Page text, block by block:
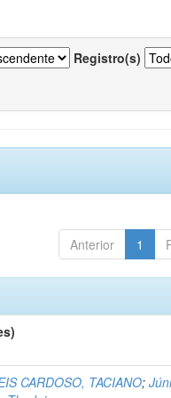
Registro(s)
Anterior 1
CARDOSO, TACIANO;